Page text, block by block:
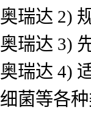
奥瑞达 2)
奥瑞达 3)
奥瑞达 4)
细菌等各